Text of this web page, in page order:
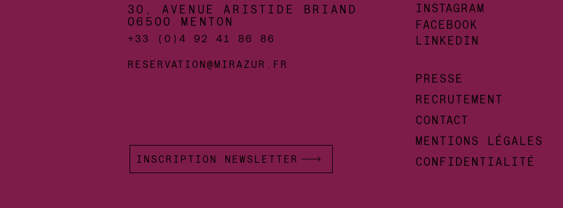
30, AVENUE ARISTIDE BRIAND
06500 MENTON
+33 (0)4 92 41 86 86
RESERVATION@MIRAZUR.FR
INSTAGRAM
FACEBOOK
LINKEDIN
INSCRIPTION NEWSLETTER
PRESSE
RECRUTEMENT
CONTACT
MENTIONS LÉGALES
CONFIDENTIALITÉ